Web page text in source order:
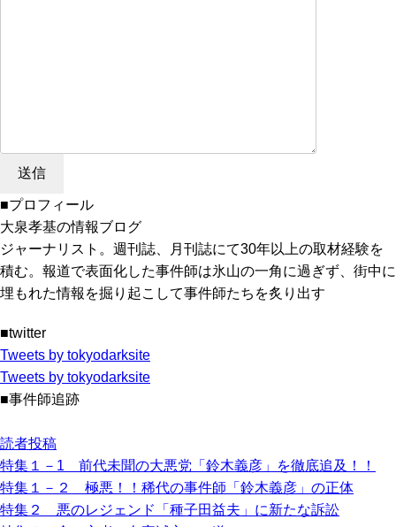
■プロフィール
大泉孝基の情報ブログ
ジャーナリスト。週刊誌、月刊誌にて30年以上の取材経験を
積む。報道で表面化した事件師は氷山の一角に過ぎず、街中に
埋もれた情報を掘り起こして事件師たちを炙り出す
■twitter
Tweets by tokyodarksite
Tweets by tokyodarksite
■事件師追跡
読者投稿
特集１－1 前代未聞の大悪党「鈴木義彦」を徹底追及！！
特集１－２ 極悪！！稀代の事件師「鈴木義彦」の正体
特集２ 悪のレジェンド「種子田益夫」に新たな訴訟